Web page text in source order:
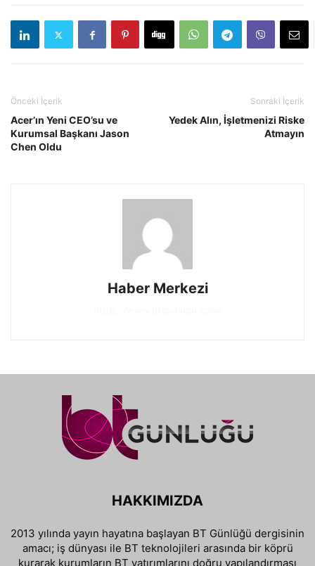
Önceki İçerik
Acer’ın Yeni CEO’su ve
Kurumsal Başkanı Jason
Chen Oldu
Sonraki İçerik
Yedek Alın, İşletmenizi Riske
Atmayın
Haber Merkezi
HAKKIMIZDA
2013 yılında yayın hayatına başlayan BT Günlüğü dergisinin
amacı; iş dünyası ile BT teknolojileri arasında bir köprü
kurarak kurumların BT yatırımlarını doğru yapılandırması